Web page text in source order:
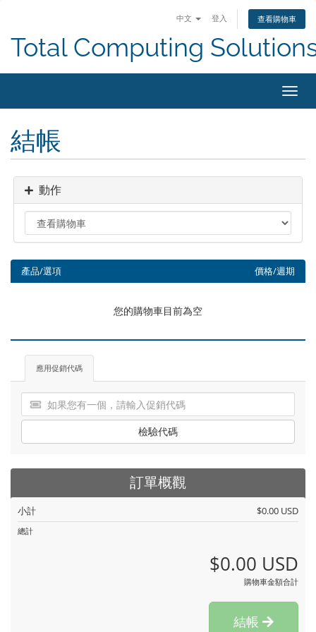
中文 登入 查看購物車
Total Computing
切
換
結帳
動作
產品/選項 價格/週期
您的購物車目前為空
應用促銷代碼
檢驗代碼
訂單概觀
小計 $0.00 USD
總計
$0.00 USD
購物車金額合計
結帳